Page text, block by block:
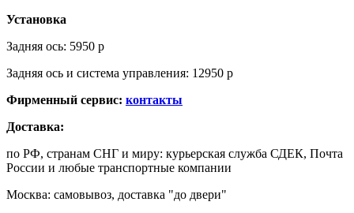
Установка
Задняя ось: 5950 р
Задняя ось и система управления: 12950 р
Фирменный сервис: контакты
Доставка:
по РФ, странам СНГ и миру: курьерская служба СДЕК, Почта
России и любые транспортные компании
Москва: самовывоз, доставка "до двери"